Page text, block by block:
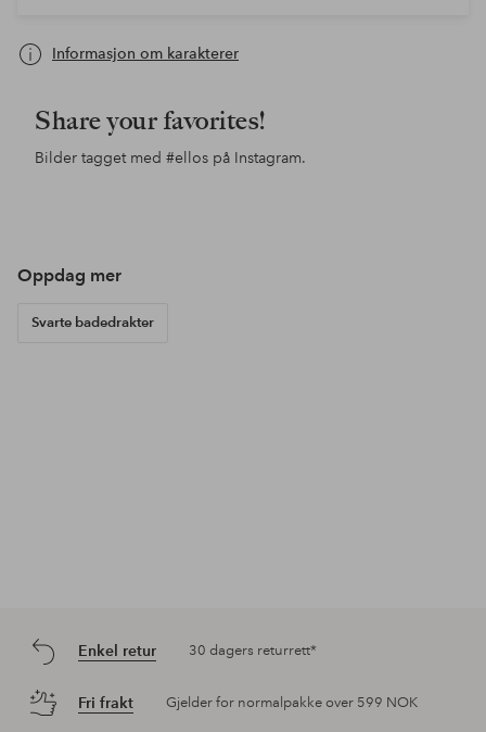
Informasjon om karakterer
Share your favorites!
Bilder tagget med #ellos på Instagram.
Oppdag mer
Svarte badedrakter
Enkel retur 30 dagers returrett*
Fri frakt Gjelder for normalpakke over 599 NOK